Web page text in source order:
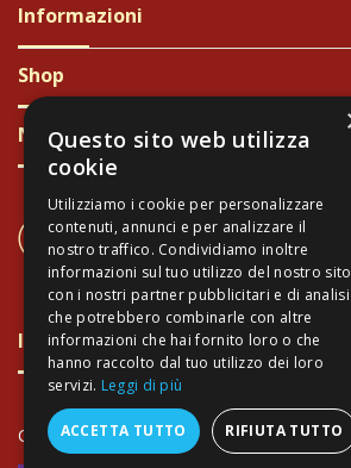
Informazioni
Shop
Newsletter
CONTATTACI
+39 337 689965
Imballaggio verde e sicuro
Copyright Arte Toscana© - P.IVA
Approfitta dello
immediato del
Questo sito web utilizza
cookie
Utilizziamo i cookie per personalizzare
contenuti, annunci e per analizzare il
nostro traffico. Condividiamo inoltre
informazioni sul tuo utilizzo del nostro sito
con i nostri partner pubblicitari e di analisi
che potrebbero combinarle con altre
informazioni che hai fornito loro o che
hanno raccolto dal tuo utilizzo dei loro
servizi. Leggi di più
ACCETTA TUTTO RIFIUTA TUTTO